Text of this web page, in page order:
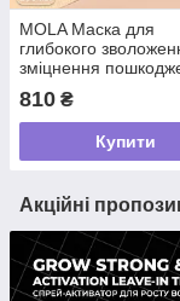
MOLA Маска для
глибокого
зміцнення
810 ₴
Купити
Акційні